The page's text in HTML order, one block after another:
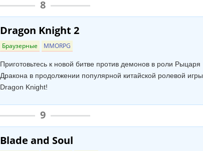
8
Dragon Knight 2
Браузерные MMORPG
Приготовьтесь к новой битве против демонов в роли Рыцаря
Дракона в продолжении популярной китайской ролевой игры
Dragon Knight!
9
Blade and Soul